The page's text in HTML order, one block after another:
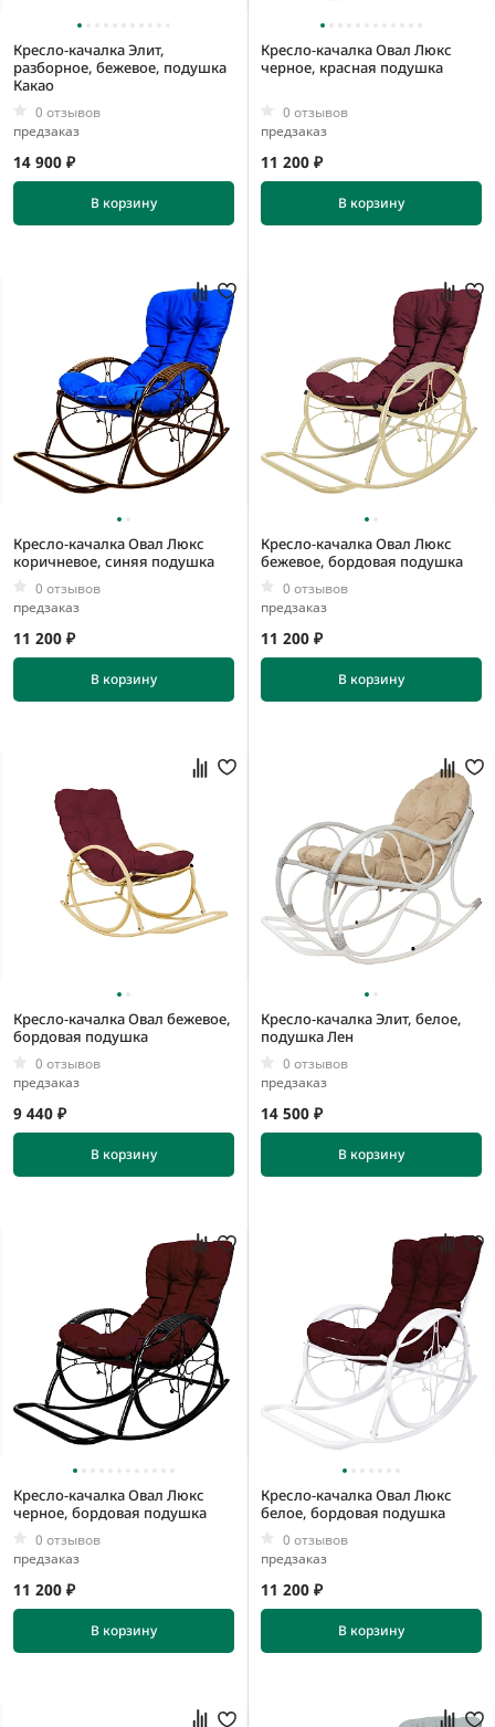
Кресло-качалка Элит,
разборное, бежевое, подушка
Какао
0 отзывов
предзаказ
14 900 ₽
В корзину
Кресло-качалка Овал Люкс
черное, красная подушка
0 отзывов
предзаказ
11 200 ₽
В корзину
Кресло-качалка Овал Люкс
коричневое, синяя подушка
0 отзывов
предзаказ
11 200 ₽
В корзину
Кресло-качалка Овал Люкс
бежевое, бордовая подушка
0 отзывов
предзаказ
11 200 ₽
В корзину
Кресло-качалка Овал бежевое,
бордовая подушка
0 отзывов
предзаказ
9 440 ₽
В корзину
Кресло-качалка Элит, белое,
подушка Лен
0 отзывов
предзаказ
14 500 ₽
В корзину
Кресло-качалка Овал Люкс
черное, бордовая подушка
0 отзывов
предзаказ
11 200 ₽
В корзину
Кресло-качалка Овал Люкс
белое, бордовая подушка
0 отзывов
предзаказ
11 200 ₽
В корзину